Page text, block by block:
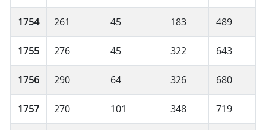
1754 261 45 183 489
1755 276 45 322 643
1756 290 64 326 680
1757 270 101 348 719